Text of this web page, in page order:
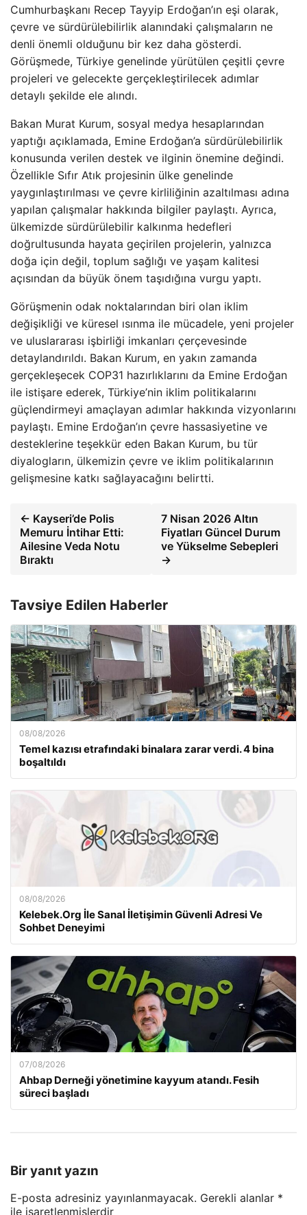
Cumhurbaşkanı Recep Tayyip Erdoğan’ın eşi olarak,
çevre ve sürdürülebilirlik alanındaki çalışmaların ne
denli önemli olduğunu bir kez daha gösterdi.
Görüşmede, Türkiye genelinde yürütülen çeşitli çevre
projeleri ve gelecekte gerçekleştirilecek adımlar
detaylı şekilde ele alındı.
Bakan Murat Kurum, sosyal medya hesaplarından
yaptığı açıklamada, Emine Erdoğan’a sürdürülebilirlik
konusunda verilen destek ve ilginin önemine değindi.
Özellikle Sıfır Atık projesinin ülke genelinde
yaygınlaştırılması ve çevre kirliliğinin azaltılması adına
yapılan çalışmalar hakkında bilgiler paylaştı. Ayrıca,
ülkemizde sürdürülebilir kalkınma hedefleri
doğrultusunda hayata geçirilen projelerin, yalnızca
doğa için değil, toplum sağlığı ve yaşam kalitesi
açısından da büyük önem taşıdığına vurgu yaptı.
Görüşmenin odak noktalarından biri olan iklim
değişikliği ve küresel ısınma ile mücadele, yeni projeler
ve uluslararası işbirliği imkanları çerçevesinde
detaylandırıldı. Bakan Kurum, en yakın zamanda
gerçekleşecek COP31 hazırlıklarını da Emine Erdoğan
ile istişare ederek, Türkiye’nin iklim politikalarını
güçlendirmeyi amaçlayan adımlar hakkında vizyonlarını
paylaştı. Emine Erdoğan’ın çevre hassasiyetine ve
desteklerine teşekkür eden Bakan Kurum, bu tür
diyalogların, ülkemizin çevre ve iklim politikalarının
gelişmesine katkı sağlayacağını belirtti.
← Kayseri’de Polis
Memuru İntihar Etti:
Ailesine Veda Notu
Bıraktı
7 Nisan 2026 Altın
Fiyatları Güncel Durum
ve Yükselme Sebepleri
→
Tavsiye Edilen Haberler
08/08/2026
Temel kazısı etrafındaki binalara zarar verdi. 4 bina
boşaltıldı
08/08/2026
Kelebek.Org İle Sanal İletişimin Güvenli Adresi Ve
Sohbet Deneyimi
07/08/2026
Ahbap Derneği yönetimine kayyum atandı. Fesih
süreci başladı
Bir yanıt yazın
E-posta adresiniz yayınlanmayacak. Gerekli alanlar *
ile işaretlenmişlerdir